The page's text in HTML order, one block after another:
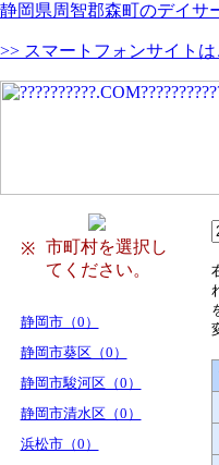
静岡県周智郡森町のデイサ
>> スマートフォンサイトは
※
市町村を選択し
てください。
静岡市（0）
静岡市葵区（0）
静岡市駿河区（0）
静岡市清水区（0）
浜松市（0）